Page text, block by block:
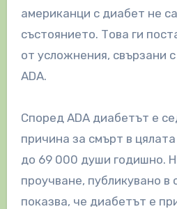
американци с диабет не
състоянието. Това ги
от усложнения, свързани
ADA.
Според ADA диабетът е
причина за смърт в
до 69 000 души годишно.
проучване, публикувано в
показва, че диабетът е